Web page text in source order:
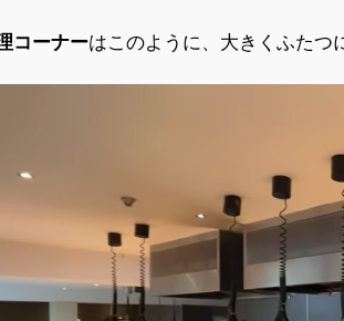
コーナーはこのように、大きくふたつ